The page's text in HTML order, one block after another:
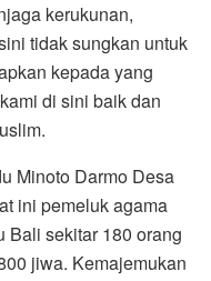
kerukunan,
tidak sungkan untuk
kepada yang
di sini baik dan
Minoto Darmo Desa
ini pemeluk agama
Bali sekitar 180 orang
jiwa. Kemajemukan